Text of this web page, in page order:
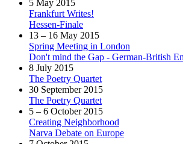
5 May 2015
Frankfurt Writes!
Hessen-Finale
13 – 16 May 2015
Spring Meeting in London
Don't mind the Gap - German-British
8 July 2015
The Poetry Quartet
30 September 2015
The Poetry Quartet
5 – 6 October 2015
Creating Neighborhood
Narva Debate on Europe